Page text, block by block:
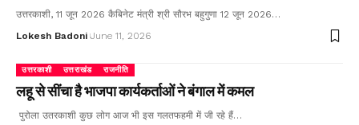
उत्तरकाशी, 11 जून 2026 कैबिनेट मंत्री श्री सौरभ बहुगुणा 12 जून 2026…
Lokesh Badoni June 11, 2026
उत्तरकाशी उत्तराखंड राजनीति
लहू से सींचा है भाजपा कार्यकर्ताओं ने बंगाल में कमल
पुरोला उतरकाशी कुछ लोग आज भी इस गलतफहमी में जी रहे हैं…